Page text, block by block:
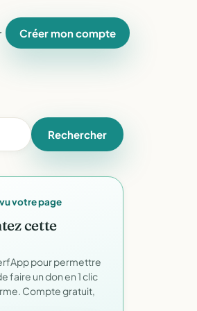
Créer mon compte
Rechercher
votre page
cette
pour permettre
faire un don en 1 clic
Compte gratuit,